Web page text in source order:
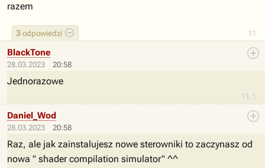
11
3 odpowiedzi
razem
28.03.2023 20:58
11.1
BlackTone
Jednorazowe
28.03.2023 20:58
Daniel_Wod
Raz, ale jak zainstalujesz nowe sterowniki to zaczynasz od
nowa " shader compilation simulator" ^^